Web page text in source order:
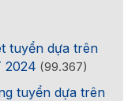
tuyển dựa trên
2024 (99.367)
tuyển dựa trên